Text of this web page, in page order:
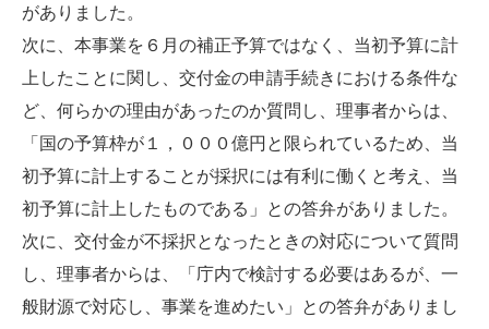
がありました。
次に、本事業を６月の補正予算ではなく、当初予算に計
上したことに関し、交付金の申請手続きにおける条件な
ど、何らかの理由があったのか質問し、理事者からは、
「国の予算枠が１，０００億円と限られているため、当
初予算に計上することが採択には有利に働くと考え、当
初予算に計上したものである」との答弁がありました。
次に、交付金が不採択となったときの対応について質問
し、理事者からは、「庁内で検討する必要はあるが、一
般財源で対応し、事業を進めたい」との答弁がありまし